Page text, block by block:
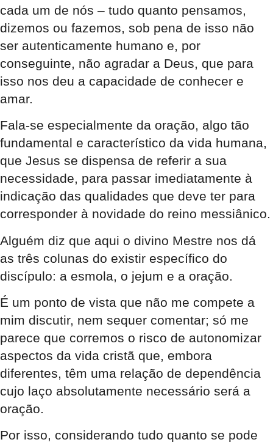
cada um de nós – tudo quanto pensamos,
dizemos ou fazemos, sob pena de isso não
ser autenticamente humano e, por
conseguinte, não agradar a Deus, que para
isso nos deu a capacidade de conhecer e
amar.
Fala-se especialmente da oração, algo tão
fundamental e característico da vida humana,
que Jesus se dispensa de referir a sua
necessidade, para passar imediatamente à
indicação das qualidades que deve ter para
corresponder à novidade do reino messiânico.
Alguém diz que aqui o divino Mestre nos dá
as três colunas do existir específico do
discípulo: a esmola, o jejum e a oração.
É um ponto de vista que não me compete a
mim discutir, nem sequer comentar; só me
parece que corremos o risco de autonomizar
aspectos da vida cristã que, embora
diferentes, têm uma relação de dependência
cujo laço absolutamente necessário será a
oração.
Por isso, considerando tudo quanto se pode